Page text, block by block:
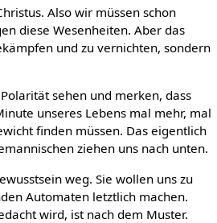
Also wir müssen schon
diese Wesenheiten. Aber das
und zu vernichten, sondern
sehen und merken, dass
unseres Lebens mal mehr, mal
finden müssen. Das eigentlich
ziehen uns nach unten.
weg. Sie wollen uns zu
Automaten letztlich machen.
wird, ist nach dem Muster.